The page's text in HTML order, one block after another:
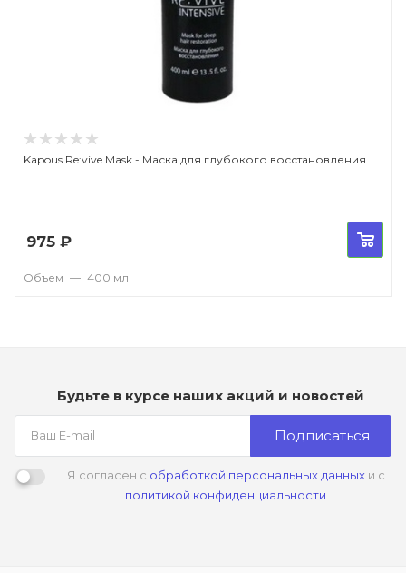
Kapous Re:vive Mask - Маска для глубокого восстановления
975 ₽
Объем — 400 мл
Будьте в курсе наших акций и новостей
Подписаться
Я согласен с обработкой персональных данныхи с
политикой конфиденциальности